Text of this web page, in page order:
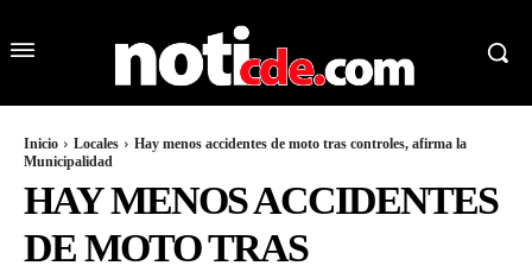
Inicio Locales
Hay menos accidentes de moto tras controles, afirma la
Municipalidad
HAY MENOS ACCIDENTES
DE MOTO TRAS